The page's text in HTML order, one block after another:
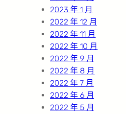
2023 年 1 月
2022 年 12 月
2022 年 11 月
2022 年 10 月
2022 年 9 月
2022 年 8 月
2022 年 7 月
2022 年 6 月
2022 年 5 月